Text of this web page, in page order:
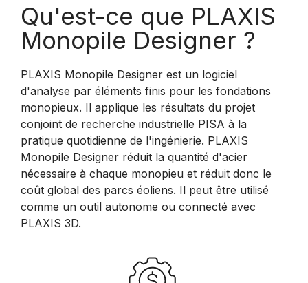
Qu'est-ce que PLAXIS
Monopile Designer ?
PLAXIS Monopile Designer est un logiciel
d'analyse par éléments finis pour les fondations
monopieux. Il applique les résultats du projet
conjoint de recherche industrielle PISA à la
pratique quotidienne de l'ingénierie. PLAXIS
Monopile Designer réduit la quantité d'acier
nécessaire à chaque monopieu et réduit donc le
coût global des parcs éoliens. Il peut être utilisé
comme un outil autonome ou connecté avec
PLAXIS 3D.